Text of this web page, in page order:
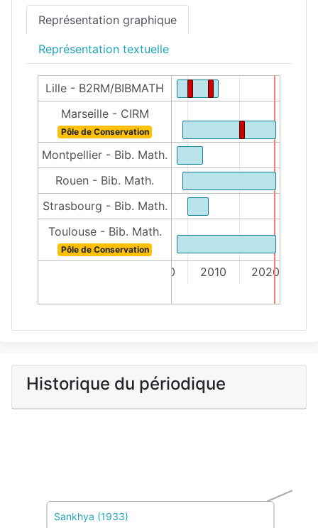
Représentation graphique
Représentation textuelle
Lille - B2RM/BIBMATH
Marseille - CIRM
Pôle de Conservation
Montpellier - Bib. Math.
Rouen - Bib. Math.
Strasbourg - Bib. Math.
Toulouse - Bib. Math.
Pôle de Conservation
2000 2010 2020
Historique du périodique
Sankhya (1933)